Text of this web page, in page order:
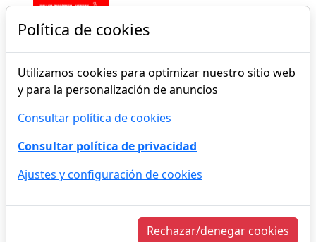
Política de cookies
Utilizamos cookies para optimizar nuestro sitio web
y para la personalización de anuncios
Consultar política de cookies
Consultar política de privacidad
Ajustes y configuración de cookies
Rechazar/denegar cookies
INICIO TIENDA OCASIÓN